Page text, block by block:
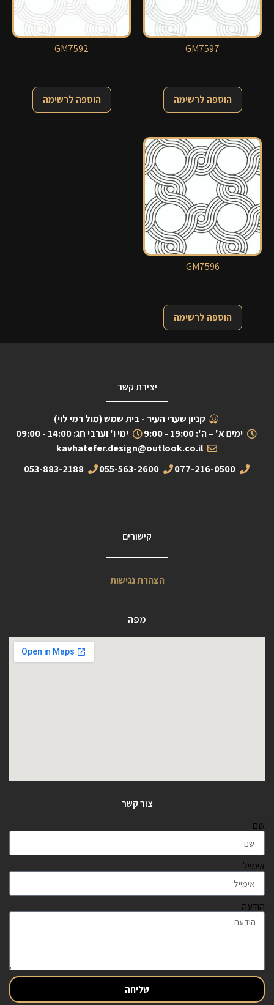
GM7597
הוספה לרשימה
GM7592
הוספה לרשימה
GM7596
הוספה לרשימה
יצירת קשר
קניון שערי העיר - בית שמש (מול רמי לוי)
ימים א' – ה': 19:00 - 9:00
ימי ו' וערבי חג: 14:00 - 09:00
kavhatefer.design@outlook.co.il
077-216-0500
055-563-2600
053-883-2188
קישורים
הצהרת נגישות
מפה
צור קשר
שם
אימייל
הודעה
שליחה